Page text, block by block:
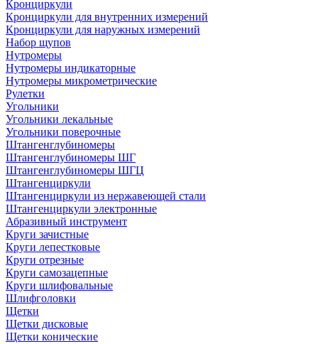
Кронциркули
Кронциркули для внутренних измерений
Кронциркули для наружных измерений
Набор щупов
Нутромеры
Нутромеры индикаторные
Нутромеры микрометрические
Рулетки
Угольники
Угольники лекальные
Угольники поверочные
Штангенглубиномеры
Штангенглубиномеры ШГ
Штангенглубиномеры ШГЦ
Штангенциркули
Штангенциркули из нержавеющей стали
Штангенциркули электронные
Абразивный инструмент
Круги зачистные
Круги лепестковые
Круги отрезные
Круги самозацепные
Круги шлифовальные
Шлифголовки
Щетки
Щетки дисковые
Щетки конические